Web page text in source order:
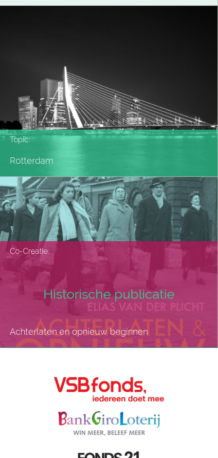
Topic:
Rotterdam
Co-Creatie:
Historische publicatie
Achterlaten en opnieuw beginnen